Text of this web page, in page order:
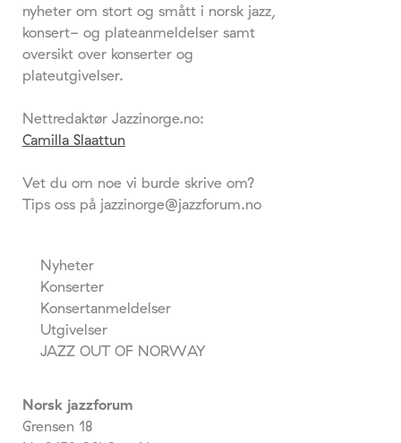
nyheter om stort og smått i norsk jazz,
konsert- og plateanmeldelser samt
oversikt over konserter og
plateutgivelser.
Nettredaktør Jazzinorge.no:
Camilla Slaattun
Vet du om noe vi burde skrive om?
Tips oss på jazzinorge@jazzforum.no
Nyheter
Konserter
Konsertanmeldelser
Utgivelser
JAZZ OUT OF NORWAY
Norsk jazzforum
Grensen 18